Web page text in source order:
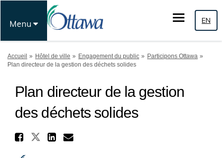
Menu EN
Vous êtes ici:
Accueil Hôtel de ville Engagement du public
Participons Ottawa
Plan directeur de la gestion des déchets solides
Plan directeur de la gestion
des déchets solides
Partager Plan directeur de la
Partager Plan directeur de
Partager Plan directeur
Courriel Plan